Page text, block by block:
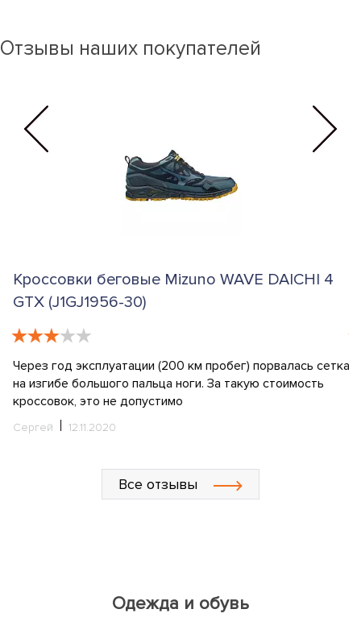
Отзывы наших покупателей
Кроссовки беговые Mizuno WAVE DAICHI 4
GTX (J1GJ1956-30)
Через год эксплуатации (200 км пробег) порвалась сетка
на изгибе большого пальца ноги. За такую стоимость
кроссовок, это не допустимо
Сергей 12.11.2020
Все отзывы
Одежда и обувь